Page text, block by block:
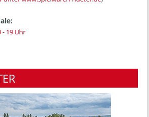
- 19 Uhr